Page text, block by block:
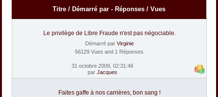
Titre / Démarré par - Réponses / Vues
Le privilège de Libre Fraude n'est pas négociable.
Démarré par Virginie
56129 Vues and 1 Réponses
31 octobre 2009, 02:31:46
par Jacques
Faites gaffe à nos carrières, bon sang !